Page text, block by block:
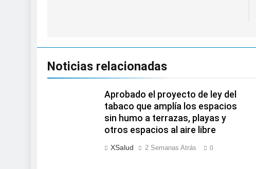
Noticias relacionadas
Aprobado el proyecto de ley del
tabaco que amplía los espacios
sin humo a terrazas, playas y
otros espacios al aire libre
XSalud 2 Semanas Atrás 0